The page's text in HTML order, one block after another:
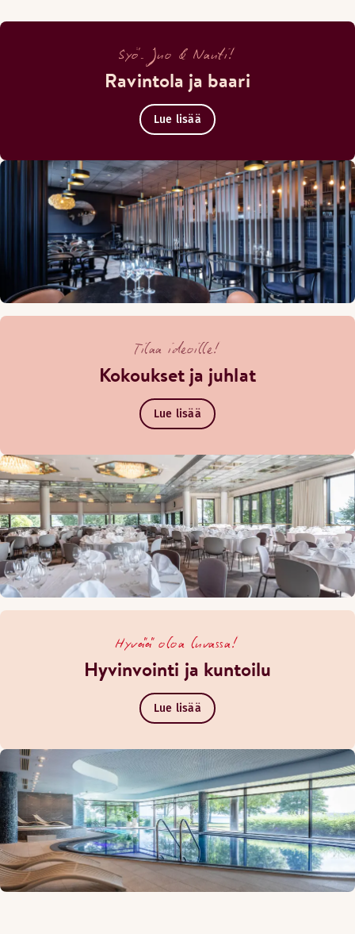
Syö. Juo & Nauti!
Ravintola ja baari
Lue lisää
Tilaa ideoille!
Kokoukset ja juhlat
Lue lisää
Hyvää oloa luvassa!
Hyvinvointi ja kuntoilu
Lue lisää